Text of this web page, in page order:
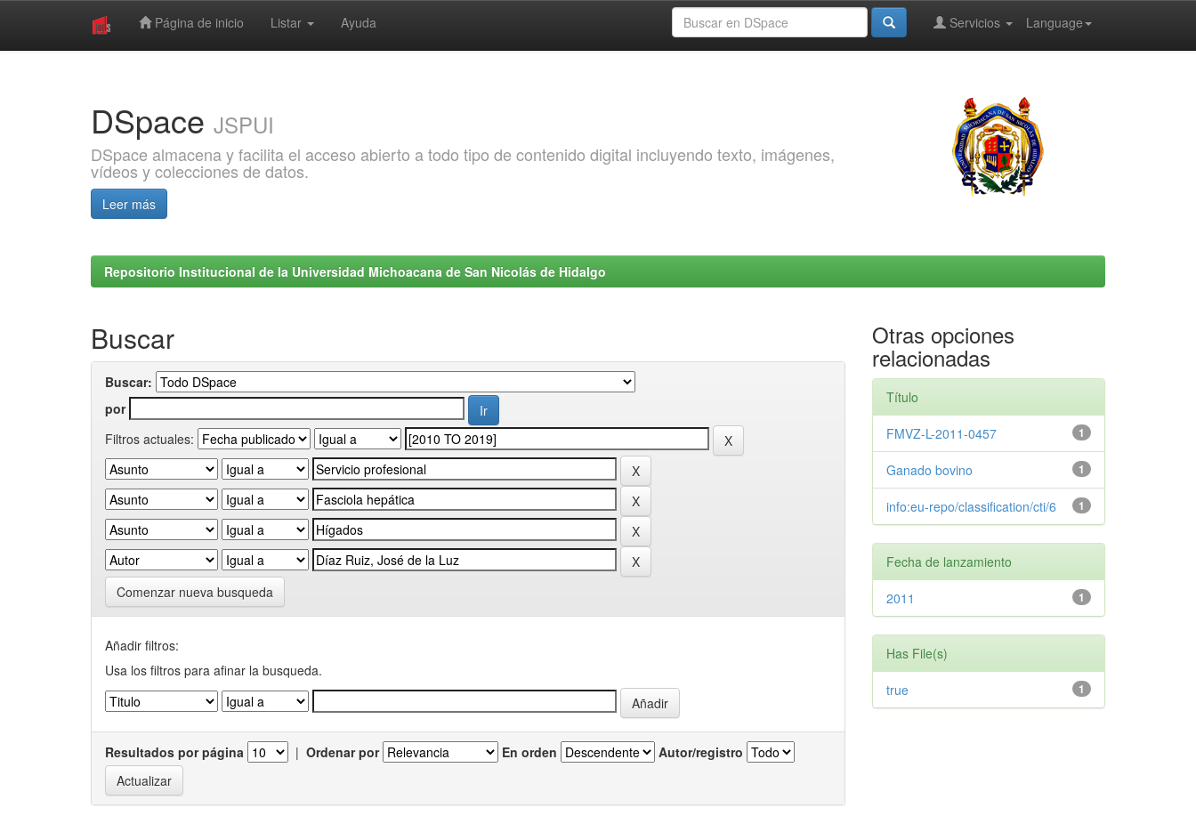
Página de inicio Listar Ayuda Language
Servicios
DSpace JSPUI
DSpace almacena y facilita el acceso abierto a todo tipo de contenido digital incluyendo texto, imágenes,
vídeos y colecciones de datos.
Leer más
Repositorio Institucional de la Universidad Michoacana de San Nicolás de Hidalgo
Buscar
Buscar:
por
Filtros actuales:
Comenzar nueva busqueda
Añadir filtros:
Usa los filtros para afinar la busqueda.
Resultados por página | Ordenar por En orden Autor/registro
Otras opciones
relacionadas
Título
1
FMVZ-L-2011-0457
1
Ganado bovino
1
info:eu-repo/classification/cti/6
Fecha de lanzamiento
1
2011
Has File(s)
1
true